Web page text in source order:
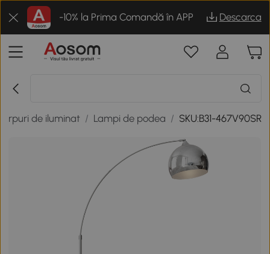
-10% la Prima Comandă în APP Descarca
de iluminat / Lampi de podea / SKU:B31-467V90SR